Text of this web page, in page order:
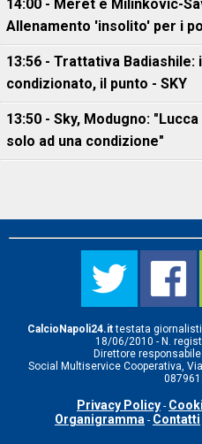
14:00 - Meret e Milinkovic-
Allenamento 'insolito' per i
13:56 - Trattativa
condizionato, il punto - SKY
13:50 - Sky, Modugno:
solo ad una condizione"
CalcioNapoli24.ittestata
18/06/2010 - N.
Direttore
Social Multiservice Cooperativa,
Privacy Policy -
Organigramma - Contatti